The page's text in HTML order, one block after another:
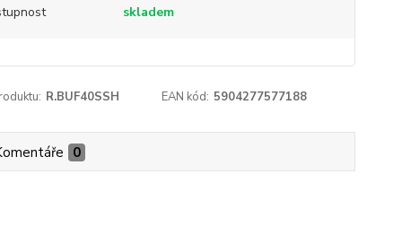
skladem
R.BUF40SSH EAN kód: 5904277577188
0